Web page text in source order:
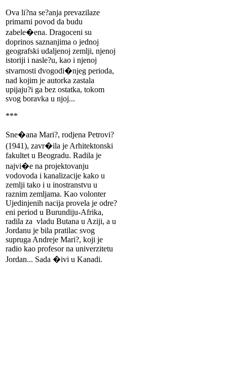
Ova li?na se?anja prevazilaze
primarni povod da budu
zabele�ena. Dragoceni su
doprinos saznanjima o jednoj
geografski udaljenoj zemlji, njenoj
istoriji i nasle?u, kao i njenoj
stvarnosti dvogodi�njeg perioda,
nad kojim je autorka zastala
upijaju?i ga bez ostatka, tokom
svog boravka u njoj...
***
Sne�ana Mari?, rodjena Petrovi?
(1941), zavr�ila je Arhitektonski
fakultet u Beogradu. Radila je
najvi�e na projektovanju
vodovoda i kanalizacije kako u
zemlji tako i u inostranstvu u
raznim zemljama. Kao volonter
Ujedinjenih nacija provela je odre?
eni period u Burundiju-Afrika,
radila za vladu Butana u Aziji, a u
Jordanu je bila pratilac svog
supruga Andreje Mari?, koji je
radio kao profesor na univerzitetu
Jordan... Sada �ivi u Kanadi.